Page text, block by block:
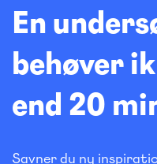
En
behøver
end 20
Savner du ny